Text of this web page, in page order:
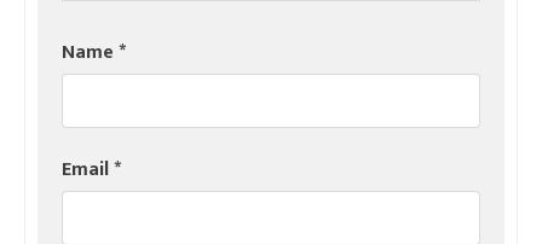
Name*
Email*